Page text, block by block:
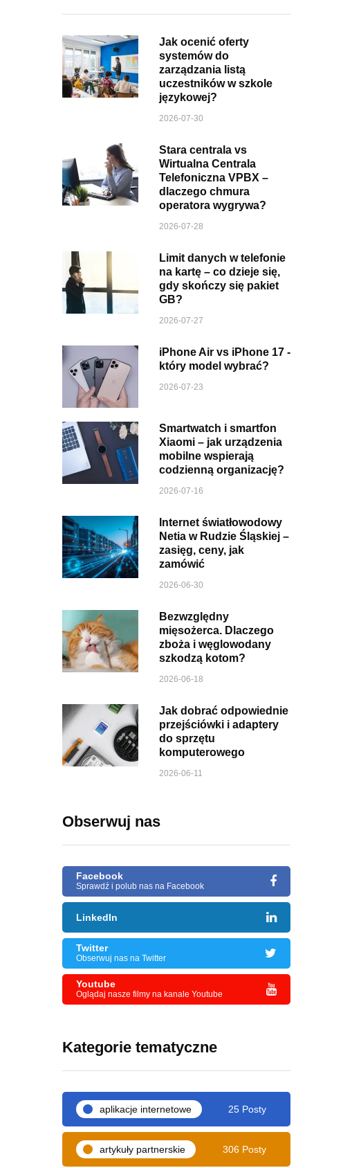
Jak ocenić oferty
systemów do
zarządzania listą
uczestników w szkole
językowej?
2026-07-30
Stara centrala vs
Wirtualna Centrala
Telefoniczna VPBX –
dlaczego chmura
operatora wygrywa?
2026-07-28
Limit danych w telefonie
na kartę – co dzieje się,
gdy skończy się pakiet
GB?
2026-07-27
iPhone Air vs iPhone 17 -
który model wybrać?
2026-07-23
Smartwatch i smartfon
Xiaomi – jak urządzenia
mobilne wspierają
codzienną organizację?
2026-07-16
Internet światłowodowy
Netia w Rudzie Śląskiej –
zasięg, ceny, jak
zamówić
2026-06-30
Bezwzględny
mięsożerca. Dlaczego
zboża i węglowodany
szkodzą kotom?
2026-06-18
Jak dobrać odpowiednie
przejściówki i adaptery
do sprzętu
komputerowego
2026-06-11
Obserwuj nas
Facebook
Sprawdź i polub nas na Facebook
LinkedIn
Twitter
Obserwuj nas na Twitter
Youtube
Oglądaj nasze filmy na kanale Youtube
Kategorie tematyczne
aplikacje internetowe 25 Posty
artykuły partnerskie 306 Posty